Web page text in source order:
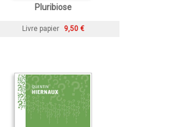
Pluribiose
Livre papier 9,50 €